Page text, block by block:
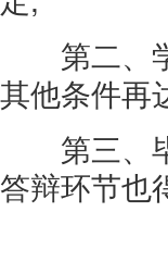
第二、学
其他条件再
第三、毕
答辩环节也